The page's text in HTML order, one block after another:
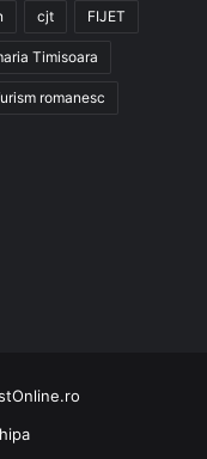
cjt FIJET
Timisoara
romanesc